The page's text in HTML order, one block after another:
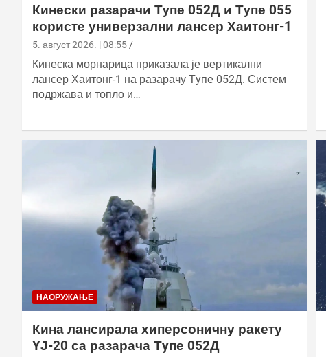
Кинески разарачи Тyпе 052Д и Тyпе 055
користе универзални лансер Хаитонг-1
5. август 2026. | 08:55
Кинеска морнарица приказала је вертикални
лансер Хаитонг-1 на разарачу Тyпе 052Д. Систем
подржава и топло и…
НАОРУЖАЊЕ
Кина лансирала хиперсоничну ракету
YЈ-20 са разарача Тyпе 052Д